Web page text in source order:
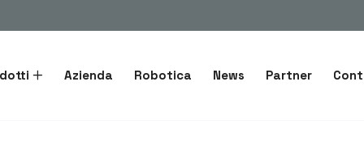
Azienda Robotica News Partner